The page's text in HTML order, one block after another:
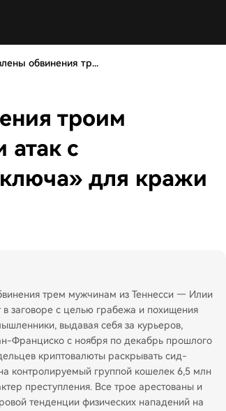
обвинения тр...
троим
атак с
ключа» для кражи
трем мужчинам из Теннесси — Илии
заговоре с целью грабежа и похищения
выдавая себя за курьеров,
Франциско с ноября по декабрь прошлого
криптовалюты раскрывать сид-
контролируемый группой кошелек 6,5 млн
преступления. Все трое арестованы и
тенденции физических нападений на